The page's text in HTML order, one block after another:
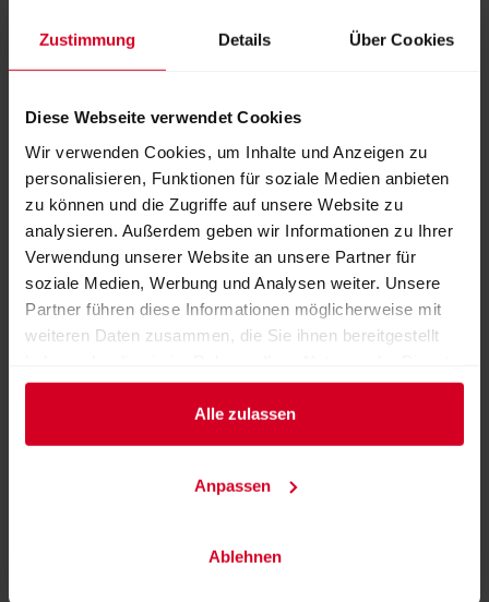
Zustimmung Details Über Cookies
Diese Webseite verwendet Cookies
Wir verwenden Cookies, um Inhalte und Anzeigen zu
personalisieren, Funktionen für soziale Medien anbieten
zu können und die Zugriffe auf unsere Website zu
analysieren. Außerdem geben wir Informationen zu Ihrer
Verwendung unserer Website an unsere Partner für
soziale Medien, Werbung und Analysen weiter. Unsere
Partner führen diese Informationen möglicherweise mit
weiteren Daten zusammen, die Sie ihnen bereitgestellt
gesammelt haben.
Alle zulassen
Anpassen
Ablehnen
Birnbacher und Vitus Winkler sind begeistert vom „Safran aus
Leogang“. Unsere Geschichte fand ihren Weg in regionale und
konnten wir sogar eine unvergessliche
Familienweihnachtsfeier ermöglichen.
Produktgruppen
Alkoholische Getränke, Spirituosen
Bio-Produkte, Regionale Produkte, Vegane Produkte
Gewürze, Salze
Galerie der Produkte und Dienstleistungen